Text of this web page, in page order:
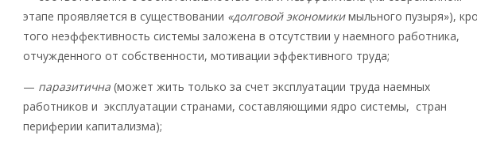
этапе проявляется в существовании «долговой экономикимыльного пузыря»),
того неэффективность системы заложена в отсутствии у наемного работника,
отчужденного от собственности, мотивации эффективного труда;
— паразитична (может жить только за счет эксплуатации труда наемных
работников и эксплуатации странами, составляющими ядро системы, стран
периферии капитализма);